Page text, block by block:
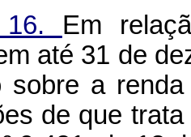
16. Em
até 31 de
sobre a
de que